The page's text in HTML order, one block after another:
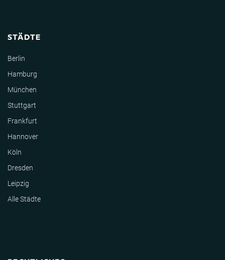
STÄDTE
Berlin
Hamburg
München
Stuttgart
Frankfurt
Hannover
Köln
Dresden
Leipzig
Alle Städte